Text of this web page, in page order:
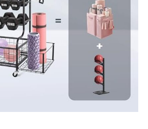
rack soit entièrement
assemblé.